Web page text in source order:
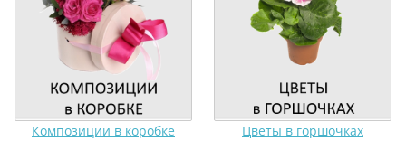
Композиции в коробке Цветы в горшочках